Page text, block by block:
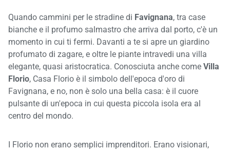
Quando cammini per le stradine di Favignana, tra case
bianche e il profumo salmastro che arriva dal porto, c'è un
momento in cui ti fermi. Davanti a te si apre un giardino
profumato di zagare, e oltre le piante intravedi una villa
elegante, quasi aristocratica. Conosciuta anche come Villa
Florio, Casa Florio è il simbolo dell'epoca d'oro di
Favignana, e no, non è solo una bella casa: è il cuore
pulsante di un'epoca in cui questa piccola isola era al
centro del mondo.
I Florio non erano semplici imprenditori. Erano visionari,